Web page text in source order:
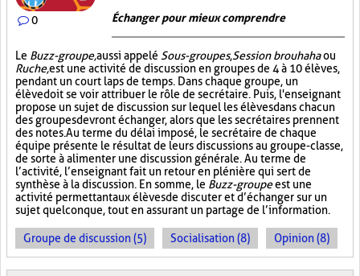
0 Échanger pour mieux comprendre
Le Buzz-groupe,aussi appelé Sous-groupes,Session brouhahaou
Ruche,est une activité de discussion en groupes de 4 à 10 élèves,
pendant un court laps de temps. Dans chaque groupe, un
élève doit se voir attribuer le rôle de secrétaire. Puis, l'enseignant
propose un sujet de discussion sur lequel les élèves dans chacun
des groupes devront échanger, alors que les secrétaires prennent
des notes. Au terme du délai imposé, le secrétaire de chaque
équipe présente le résultat de leurs discussions au groupe-classe,
de sorte à alimenter une discussion générale. Au terme de
l’activité, l’enseignant fait un retour en plénière qui sert de
synthèse à la discussion. En somme, le Buzz-groupeest une
activité permettant aux élèves de discuter et d’échanger sur un
sujet quelconque, tout en assurant un partage de l’information.
Groupe de discussion (5) Socialisation (8) Opinion (8)